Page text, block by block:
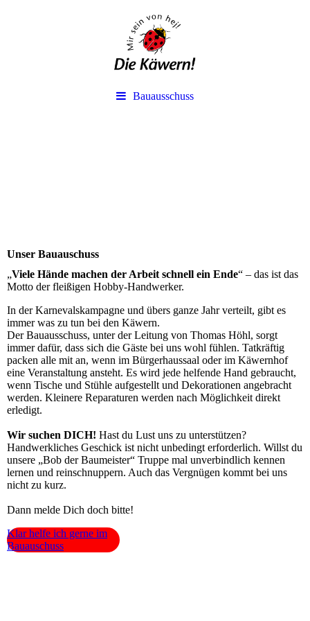
Bauausschuss
Unser Bauauschuss
„Viele Hände machen der Arbeit schnell ein Ende“ – das ist das
Motto der fleißigen Hobby-Handwerker.
In der Karnevalskampagne und übers ganze Jahr verteilt, gibt es
immer was zu tun bei den Käwern.
Der Bauausschuss, unter der Leitung von Thomas Höhl, sorgt
immer dafür, dass sich die Gäste bei uns wohl fühlen. Tatkräftig
packen alle mit an, wenn im Bürgerhaussaal oder im Käwernhof
eine Veranstaltung ansteht. Es wird jede helfende Hand gebraucht,
wenn Tische und Stühle aufgestellt und Dekorationen angebracht
werden. Kleinere Reparaturen werden nach Möglichkeit direkt
erledigt.
Wir suchen DICH! Hast du Lust uns zu unterstützen?
Handwerkliches Geschick ist nicht unbedingt erforderlich. Willst du
unsere „Bob der Baumeister“ Truppe mal unverbindlich kennen
lernen und reinschnuppern. Auch das Vergnügen kommt bei uns
nicht zu kurz.
Dann melde Dich doch bitte!
Klar helfe ich gerne im
Bauauschuss